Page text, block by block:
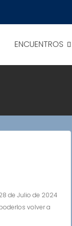
ENCUENTROS
de Julio de 2024
volver a